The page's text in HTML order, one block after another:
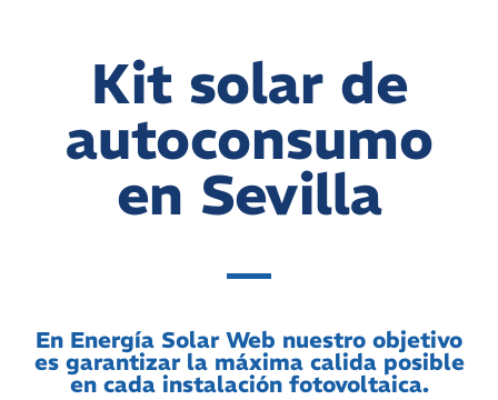
Kit solar de
autoconsumo
en Sevilla
En Energía Solar Web nuestro objetivo
es garantizar la máxima calida posible
en cada instalación fotovoltaica.